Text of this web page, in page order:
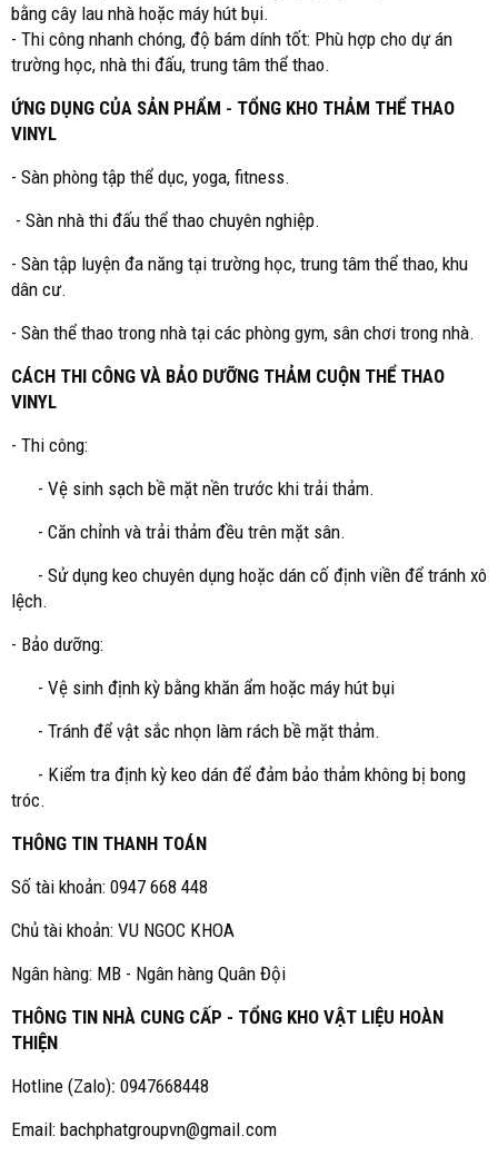
bằng cây lau nhà hoặc máy hút bụi.
- Thi công nhanh chóng, độ bám dính tốt: Phù hợp cho dự án
trường học, nhà thi đấu, trung tâm thể thao.
ỨNG DỤNG CỦA SẢN PHẨM - TỔNG KHO THẢM THỂ THAO
VINYL
- Sàn phòng tập thể dục, yoga, fitness.
- Sàn nhà thi đấu thể thao chuyên nghiệp.
- Sàn tập luyện đa năng tại trường học, trung tâm thể thao, khu
dân cư.
- Sàn thể thao trong nhà tại các phòng gym, sân chơi trong nhà.
CÁCH THI CÔNG VÀ BẢO DƯỠNG THẢM CUỘN THỂ THAO
VINYL
- Thi công:
- Vệ sinh sạch bề mặt nền trước khi trải thảm.
- Căn chỉnh và trải thảm đều trên mặt sân.
- Sử dụng keo chuyên dụng hoặc dán cố định viền để tránh xô
lệch.
- Bảo dưỡng:
- Vệ sinh định kỳ bằng khăn ẩm hoặc máy hút bụi
- Tránh để vật sắc nhọn làm rách bề mặt thảm.
- Kiểm tra định kỳ keo dán để đảm bảo thảm không bị bong
tróc.
THÔNG TIN THANH TOÁN
Số tài khoản: 0947 668 448
Chủ tài khoản: VU NGOC KHOA
Ngân hàng: MB - Ngân hàng Quân Đội
THÔNG TIN NHÀ CUNG CẤP - TỔNG KHO VẬT LIỆU HOÀN
THIỆN
Hotline (Zalo): 0947668448
Email: bachphatgroupvn@gmail.com